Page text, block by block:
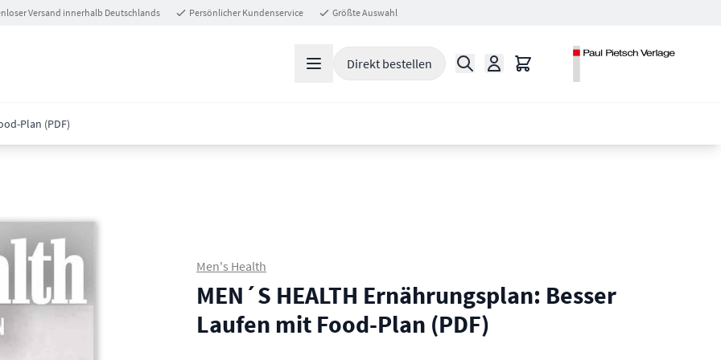
Versand innerhalb Deutschlands Persönlicher Kundenservice Größte Auswahl
Direkt bestellen Suche Warenkorb
Plan (PDF)
Men's Health
MEN´S HEALTH Ernährungsplan: Besser
Laufen mit Food-Plan (PDF)